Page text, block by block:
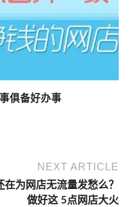
俱备好办事
NEXT ARTICLE
在为网店无流量发愁么？
做好这 5点网店大火